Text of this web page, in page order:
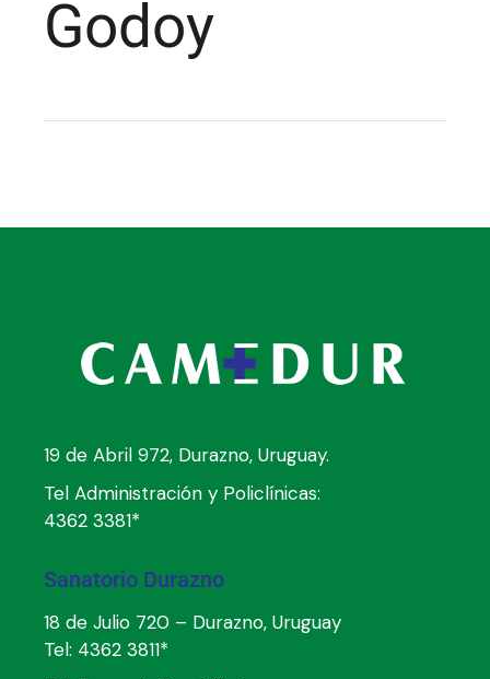
Godoy
19 de Abril 972, Durazno, Uruguay.
Tel Administración y Policlínicas:
4362 3381*
Sanatorio Durazno
18 de Julio 720 – Durazno, Uruguay
Tel: 4362 3811*